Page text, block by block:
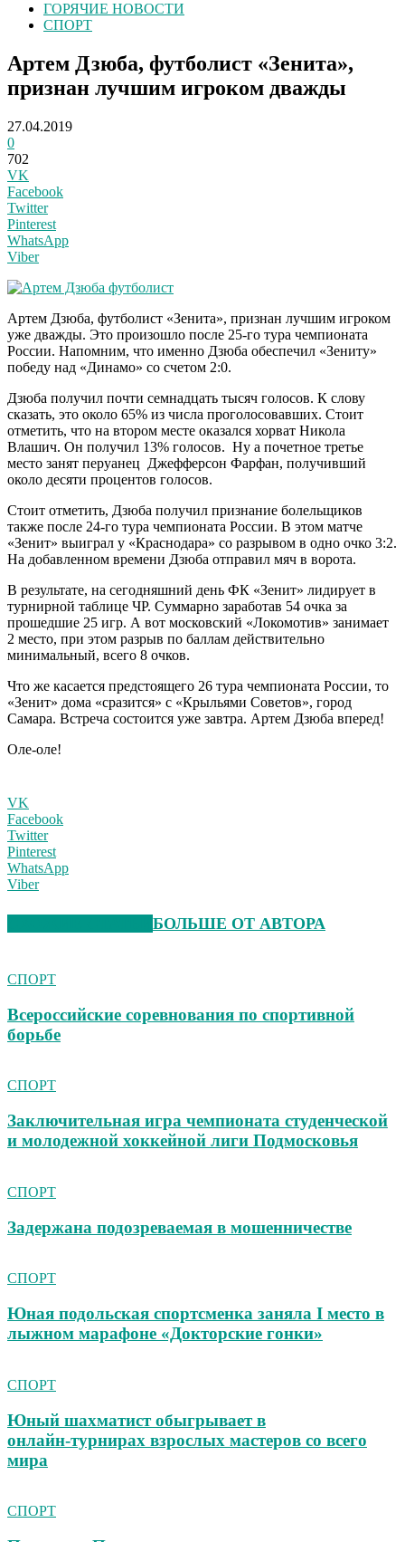
ГОРЯЧИЕ НОВОСТИ
СПОРТ
Артем Дзюба, футболист «Зенита»,
признан лучшим игроком дважды
27.04.2019
0
702
VK
Facebook
Twitter
Pinterest
WhatsApp
Viber
Артем Дзюба, футболист «Зенита», признан лучшим игроком
уже дважды. Это произошло после 25-го тура чемпионата
России. Напомним, что именно Дзюба обеспечил «Зениту»
победу над «Динамо» со счетом 2:0.
Дзюба получил почти семнадцать тысяч голосов. К слову
сказать, это около 65% из числа проголосовавших. Стоит
отметить, что на втором месте оказался хорват Никола
Влашич. Он получил 13% голосов. Ну а почетное третье
место занят перуанец Джефферсон Фарфан, получивший
около десяти процентов голосов.
Стоит отметить, Дзюба получил признание болельщиков
также после 24-го тура чемпионата России. В этом матче
«Зенит» выиграл у «Краснодара» со разрывом в одно очко 3:2.
На добавленном времени Дзюба отправил мяч в ворота.
В результате, на сегодняшний день ФК «Зенит» лидирует в
турнирной таблице ЧР. Суммарно заработав 54 очка за
прошедшие 25 игр. А вот московский «Локомотив» занимает
2 место, при этом разрыв по баллам действительно
минимальный, всего 8 очков.
Что же касается предстоящего 26 тура чемпионата России, то
«Зенит» дома «сразится» с «Крыльями Советов», город
Самара. Встреча состоится уже завтра. Артем Дзюба вперед!
Оле-оле!
VK
Facebook
Twitter
Pinterest
WhatsApp
Viber
БОЛЬШЕ ОТ АВТОРА
СПОРТ
Всероссийские соревнования по спортивной
борьбе
СПОРТ
Заключительная игра чемпионата студенческой
и молодежной хоккейной лиги Подмосковья
СПОРТ
Задержана подозреваемая в мошенничестве
СПОРТ
Юная подольская спортсменка заняла I место в
лыжном марафоне «Докторские гонки»
СПОРТ
Юный шахматист обыгрывает в
онлайн‑турнирах взрослых мастеров со всего
мира
СПОРТ